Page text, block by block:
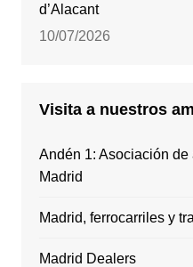
d’Alacant
10/07/2026
Visita a nuestros
Andén 1: Asociación
Madrid
Madrid, ferrocarriles y
Madrid Dealers